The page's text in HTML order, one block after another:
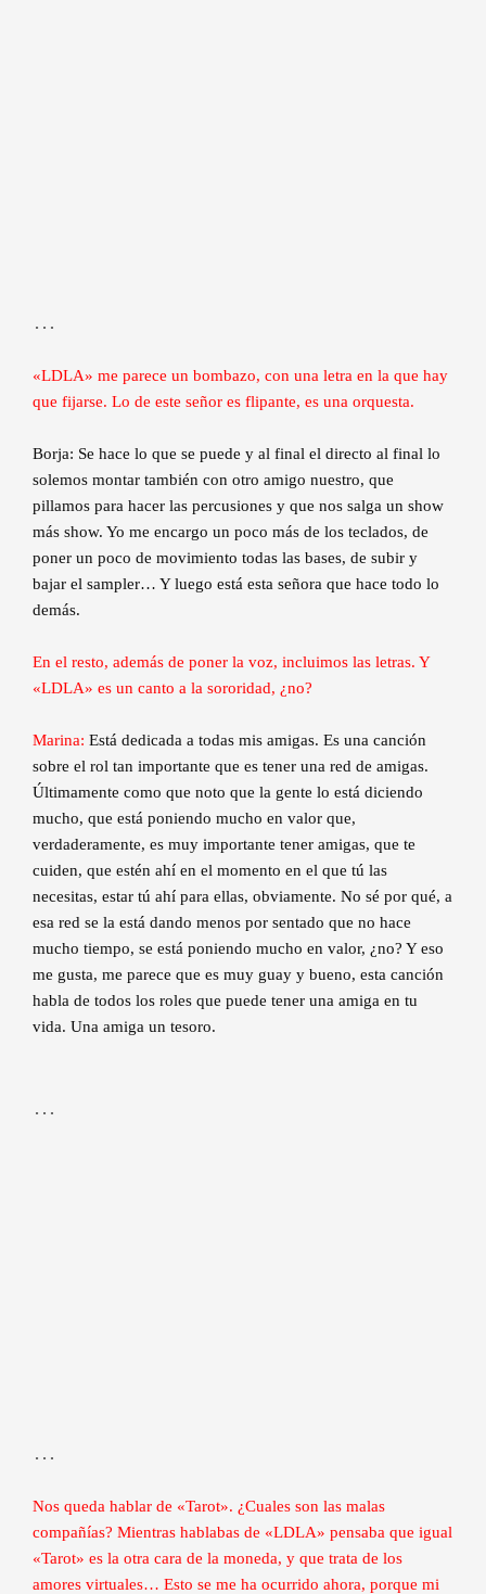
…
«LDLA» me parece un bombazo, con una letra en la que hay
que fijarse. Lo de este señor es flipante, es una orquesta.
Borja: Se hace lo que se puede y al final el directo al final lo
solemos montar también con otro amigo nuestro, que
pillamos para hacer las percusiones y que nos salga un show
más show. Yo me encargo un poco más de los teclados, de
poner un poco de movimiento todas las bases, de subir y
bajar el sampler… Y luego está esta señora que hace todo lo
demás.
En el resto, además de poner la voz, incluimos las letras. Y
«LDLA» es un canto a la sororidad, ¿no?
Marina: Está dedicada a todas mis amigas. Es una canción
sobre el rol tan importante que es tener una red de amigas.
Últimamente como que noto que la gente lo está diciendo
mucho, que está poniendo mucho en valor que,
verdaderamente, es muy importante tener amigas, que te
cuiden, que estén ahí en el momento en el que tú las
necesitas, estar tú ahí para ellas, obviamente. No sé por qué, a
esa red se la está dando menos por sentado que no hace
mucho tiempo, se está poniendo mucho en valor, ¿no? Y eso
me gusta, me parece que es muy guay y bueno, esta canción
habla de todos los roles que puede tener una amiga en tu
vida. Una amiga un tesoro.
…
…
Nos queda hablar de «Tarot». ¿Cuales son las malas
compañías? Mientras hablabas de «LDLA» pensaba que igual
«Tarot» es la otra cara de la moneda, y que trata de los
amores virtuales… Esto se me ha ocurrido ahora, porque mi